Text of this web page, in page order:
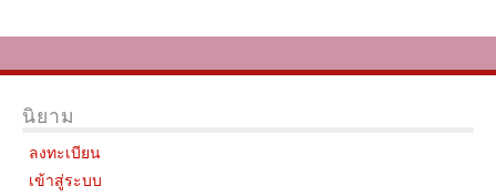
นิยาม
ลงทะเบียน
เข้าสู่ระบบ